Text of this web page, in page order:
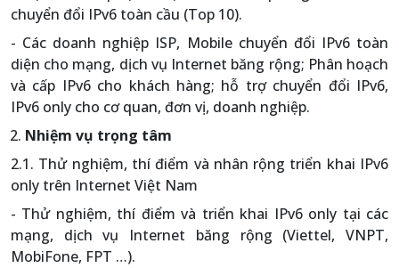
chuyển đổi IPv6 toàn cầu (Top 10).
- Các doanh nghiệp ISP, Mobile chuyển đổi IPv6 toàn
diện cho mạng, dịch vụ Internet băng rộng; Phân hoạch
và cấp IPv6 cho khách hàng; hỗ trợ chuyển đổi IPv6,
IPv6 only cho cơ quan, đơn vị, doanh nghiệp.
Nhiệm vụ trọng tâm
2.1. Thử nghiệm, thí điểm và nhân rộng triển khai IPv6
only trên Internet Việt Nam
- Thử nghiệm, thí điểm và triển khai IPv6 only tại các
mạng, dịch vụ Internet băng rộng (Viettel, VNPT,
MobiFone, FPT …).